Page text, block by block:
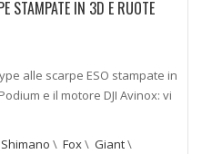
STAMPATE IN 3D E RUOTE
alle scarpe ESO stampate in
e il motore DJI Avinox: vi
Shimano \ Fox\ Giant\